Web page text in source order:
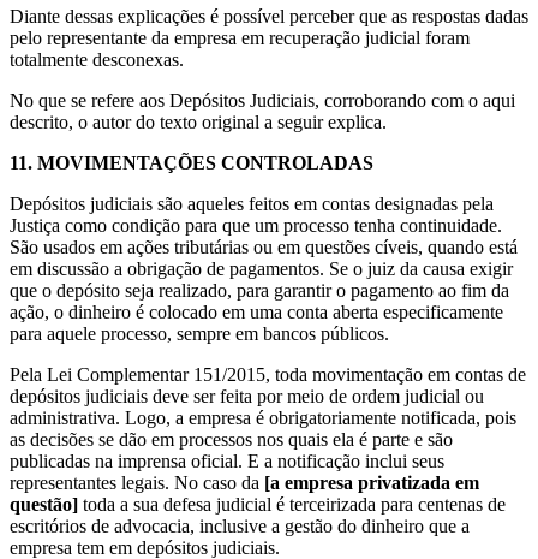
Diante dessas explicações é possível perceber que as respostas dadas
pelo representante da empresa em recuperação judicial foram
totalmente desconexas.
No que se refere aos Depósitos Judiciais, corroborando com o aqui
descrito, o autor do texto original a seguir explica.
11. MOVIMENTAÇÕES CONTROLADAS
Depósitos judiciais são aqueles feitos em contas designadas pela
Justiça como condição para que um processo tenha continuidade.
São usados em ações tributárias ou em questões cíveis, quando está
em discussão a obrigação de pagamentos. Se o juiz da causa exigir
que o depósito seja realizado, para garantir o pagamento ao fim da
ação, o dinheiro é colocado em uma conta aberta especificamente
para aquele processo, sempre em bancos públicos.
Pela Lei Complementar 151/2015, toda movimentação em contas de
depósitos judiciais deve ser feita por meio de ordem judicial ou
administrativa. Logo, a empresa é obrigatoriamente notificada, pois
as decisões se dão em processos nos quais ela é parte e são
publicadas na imprensa oficial. E a notificação inclui seus
representantes legais. No caso da [a empresa privatizada em
questão] toda a sua defesa judicial é terceirizada para centenas de
escritórios de advocacia, inclusive a gestão do dinheiro que a
empresa tem em depósitos judiciais.